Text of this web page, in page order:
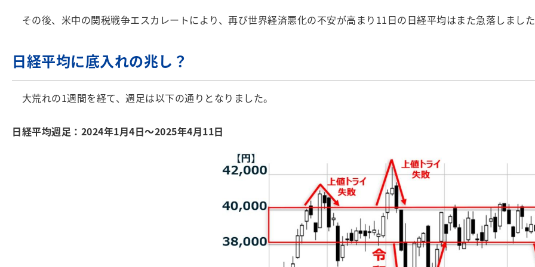
その後、米中の関税戦争エスカレートにより、再び世界経済悪化の不安が高まり11日の日経平均はまた急落しまし
日経平均に底入れの兆し？
大荒れの1週間を経て、週足は以下の通りとなりました。
日経平均週足：2024年1月4日～2025年4月11日